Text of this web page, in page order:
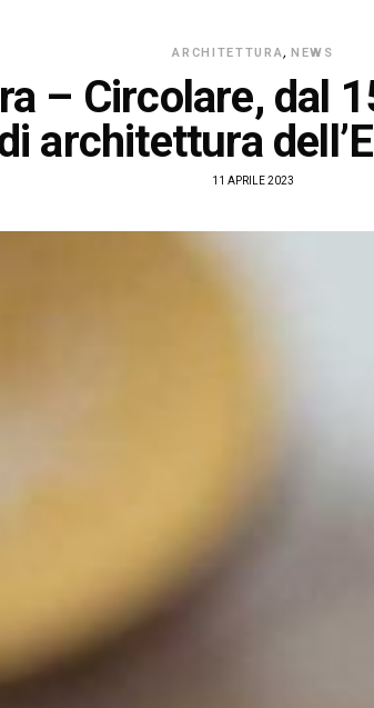
ARCHITETTURA, NEWS
– Circolare, dal
architettura
11 APRILE 2023